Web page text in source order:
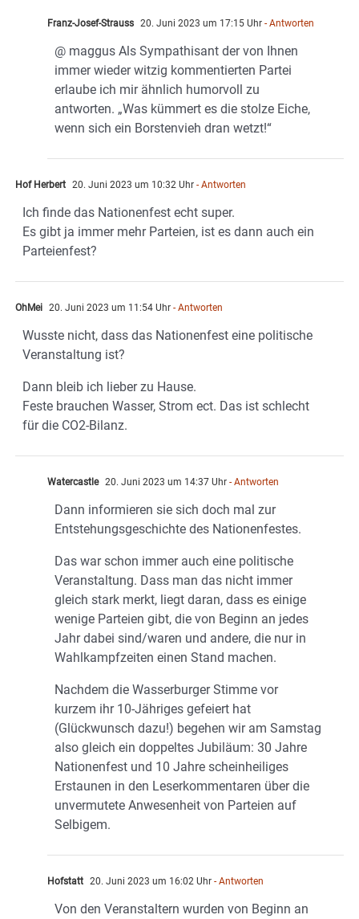
Franz-Josef-Strauss 20. Juni 2023 um 17:15 Uhr - Antworten
@ maggus Als Sympathisant der von Ihnen
immer wieder witzig kommentierten Partei
erlaube ich mir ähnlich humorvoll zu
antworten. „Was kümmert es die stolze Eiche,
wenn sich ein Borstenvieh dran wetzt!“
Hof Herbert 20. Juni 2023 um 10:32 Uhr - Antworten
Ich finde das Nationenfest echt super.
Es gibt ja immer mehr Parteien, ist es dann auch ein
Parteienfest?
OhMei 20. Juni 2023 um 11:54 Uhr - Antworten
Wusste nicht, dass das Nationenfest eine politische
Veranstaltung ist?
Dann bleib ich lieber zu Hause.
Feste brauchen Wasser, Strom ect. Das ist schlecht
für die CO2-Bilanz.
Watercastle 20. Juni 2023 um 14:37 Uhr - Antworten
Dann informieren sie sich doch mal zur
Entstehungsgeschichte des Nationenfestes.
Das war schon immer auch eine politische
Veranstaltung. Dass man das nicht immer
gleich stark merkt, liegt daran, dass es einige
wenige Parteien gibt, die von Beginn an jedes
Jahr dabei sind/waren und andere, die nur in
Wahlkampfzeiten einen Stand machen.
Nachdem die Wasserburger Stimme vor
kurzem ihr 10-Jähriges gefeiert hat
(Glückwunsch dazu!) begehen wir am Samstag
also gleich ein doppeltes Jubiläum: 30 Jahre
Nationenfest und 10 Jahre scheinheiliges
Erstaunen in den Leserkommentaren über die
unvermutete Anwesenheit von Parteien auf
Selbigem.
Hofstatt 20. Juni 2023 um 16:02 Uhr - Antworten
Von den Veranstaltern wurden von Beginn an